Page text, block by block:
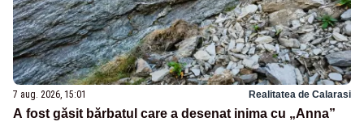
7 aug. 2026, 15:01 Realitatea de Calarasi
A fost găsit bărbatul care a desenat inima cu „Anna”